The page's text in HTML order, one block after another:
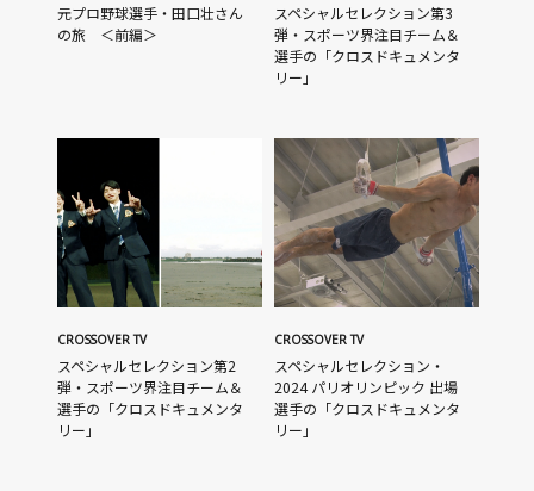
元プロ野球選手・田口壮さん
の旅 ＜前編＞
スペシャルセレクション第3
弾・スポーツ界注目チーム＆
選手の「クロスドキュメンタ
リー」
CROSSOVER TV
スペシャルセレクション第2
弾・スポーツ界注目チーム＆
選手の「クロスドキュメンタ
リー」
CROSSOVER TV
スペシャルセレクション・
2024 パリオリンピック 出場
選手の「クロスドキュメンタ
リー」